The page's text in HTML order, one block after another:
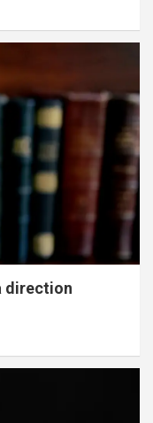
direction